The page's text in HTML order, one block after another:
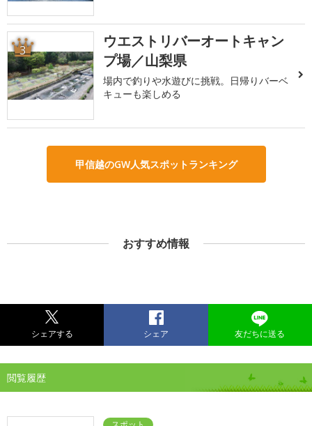
3
ウエストリバーオートキャン
プ場／山梨県
場内で釣りや水遊びに挑戦。日帰りバーベ
キューも楽しめる
甲信越のGW人気スポットランキング
おすすめ情報
シェアする シェア 友だちに送る
閲覧履歴